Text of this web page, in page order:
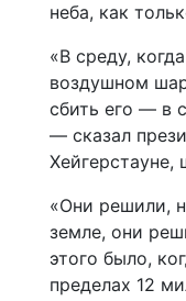
неба, как
«В среду,
воздушном
сбить его — в
— сказал
Хейгерстауне,
«Они решили,
земле, они
этого было,
пределах 12